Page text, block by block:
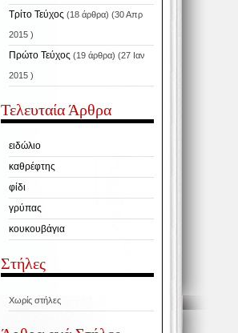
Τρίτο Τεύχος (18 άρθρα) (30 Απρ
2015 )
Πρώτο Τεύχος (19 άρθρα) (27 Ιαν
2015 )
Τελευταία Άρθρα
ειδώλιο
καθρέφτης
φίδι
γρύπας
κουκουβάγια
Στήλες
Χωρίς στήλες